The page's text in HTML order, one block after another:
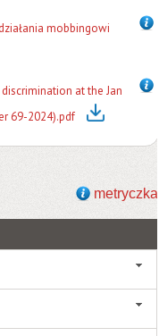
mobbingowi
at the Jan
69-2024).pdf
metryczka